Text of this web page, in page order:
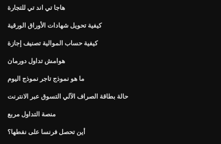
هاجا تي اند تي للتجارة
كيفية تحويل شهادات الأوراق الورقية
كيفية حساب الموالية تصنيف إجازة
هوامش تداول دورمان
ما هو نموذج تاجر نموذج اليوم
حالة بطاقة الصراف الآلي التسوق عبر الانترنت
منصة التداول مربع
أين تحصل فرنسا على نفطها؟